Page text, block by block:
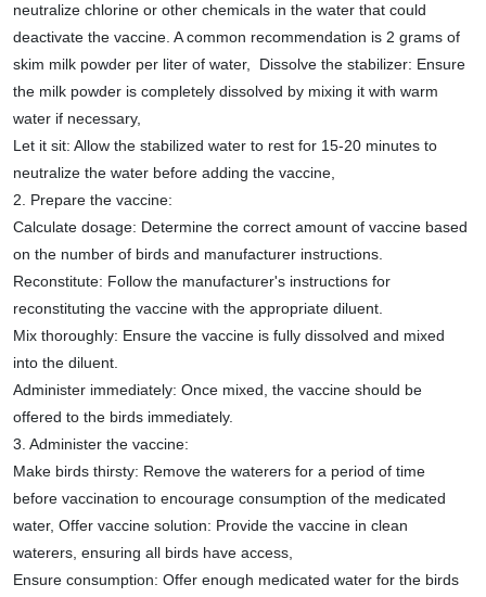
neutralize chlorine or other chemicals in the water that could
deactivate the vaccine. A common recommendation is 2 grams of
skim milk powder per liter of water, Dissolve the stabilizer: Ensure
the milk powder is completely dissolved by mixing it with warm
water if necessary,
Let it sit: Allow the stabilized water to rest for 15-20 minutes to
neutralize the water before adding the vaccine,
2. Prepare the vaccine:
Calculate dosage: Determine the correct amount of vaccine based
on the number of birds and manufacturer instructions.
Reconstitute: Follow the manufacturer's instructions for
reconstituting the vaccine with the appropriate diluent.
Mix thoroughly: Ensure the vaccine is fully dissolved and mixed
into the diluent.
Administer immediately: Once mixed, the vaccine should be
offered to the birds immediately.
3. Administer the vaccine:
Make birds thirsty: Remove the waterers for a period of time
before vaccination to encourage consumption of the medicated
water, Offer vaccine solution: Provide the vaccine in clean
waterers, ensuring all birds have access,
Ensure consumption: Offer enough medicated water for the birds